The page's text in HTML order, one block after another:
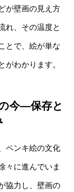
が壁画の見え方
れ、その温度と
とで、絵が単な
がわかります。
今―保存と
ペンキ絵の文化
々に進んでいま
協力し、壁画の